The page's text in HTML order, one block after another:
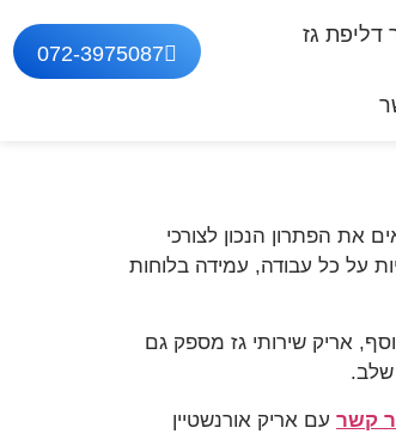
דליפת גז
072-3975087
את הפתרון הנכון לצורכי
גז מוסמך רמה 2, עם מעל 10 שנות ניסיון, אחריות על כל עבודה, עמידה בלוחות
אריק שירותי גז מספק גם
שלב.
קשר עם אריק אורנשטיין